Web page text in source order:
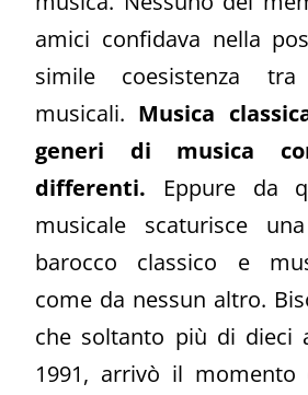
amici confidava nella
simile coesistenza
musicali. Musica
generi di musica
differenti. Eppure da
musicale scaturisce
barocco classico e
come da nessun altro.
che soltanto più di dieci
1991, arrivò il